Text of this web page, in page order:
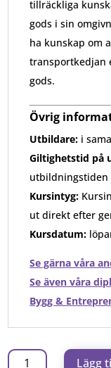
tillräckliga
gods i sin
ha kunskap om
transportkedjan
gods.
Övrig
Utbildare: i
Giltighetstid på
utbildningstiden
Kursintyg:
ut direkt efter
Kursdatum:
Se gärna våra
Se även våra
Bygg &
ADR
Lägg